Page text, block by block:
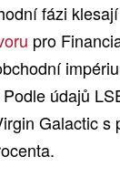
fázi
pro
údajů
Galactic